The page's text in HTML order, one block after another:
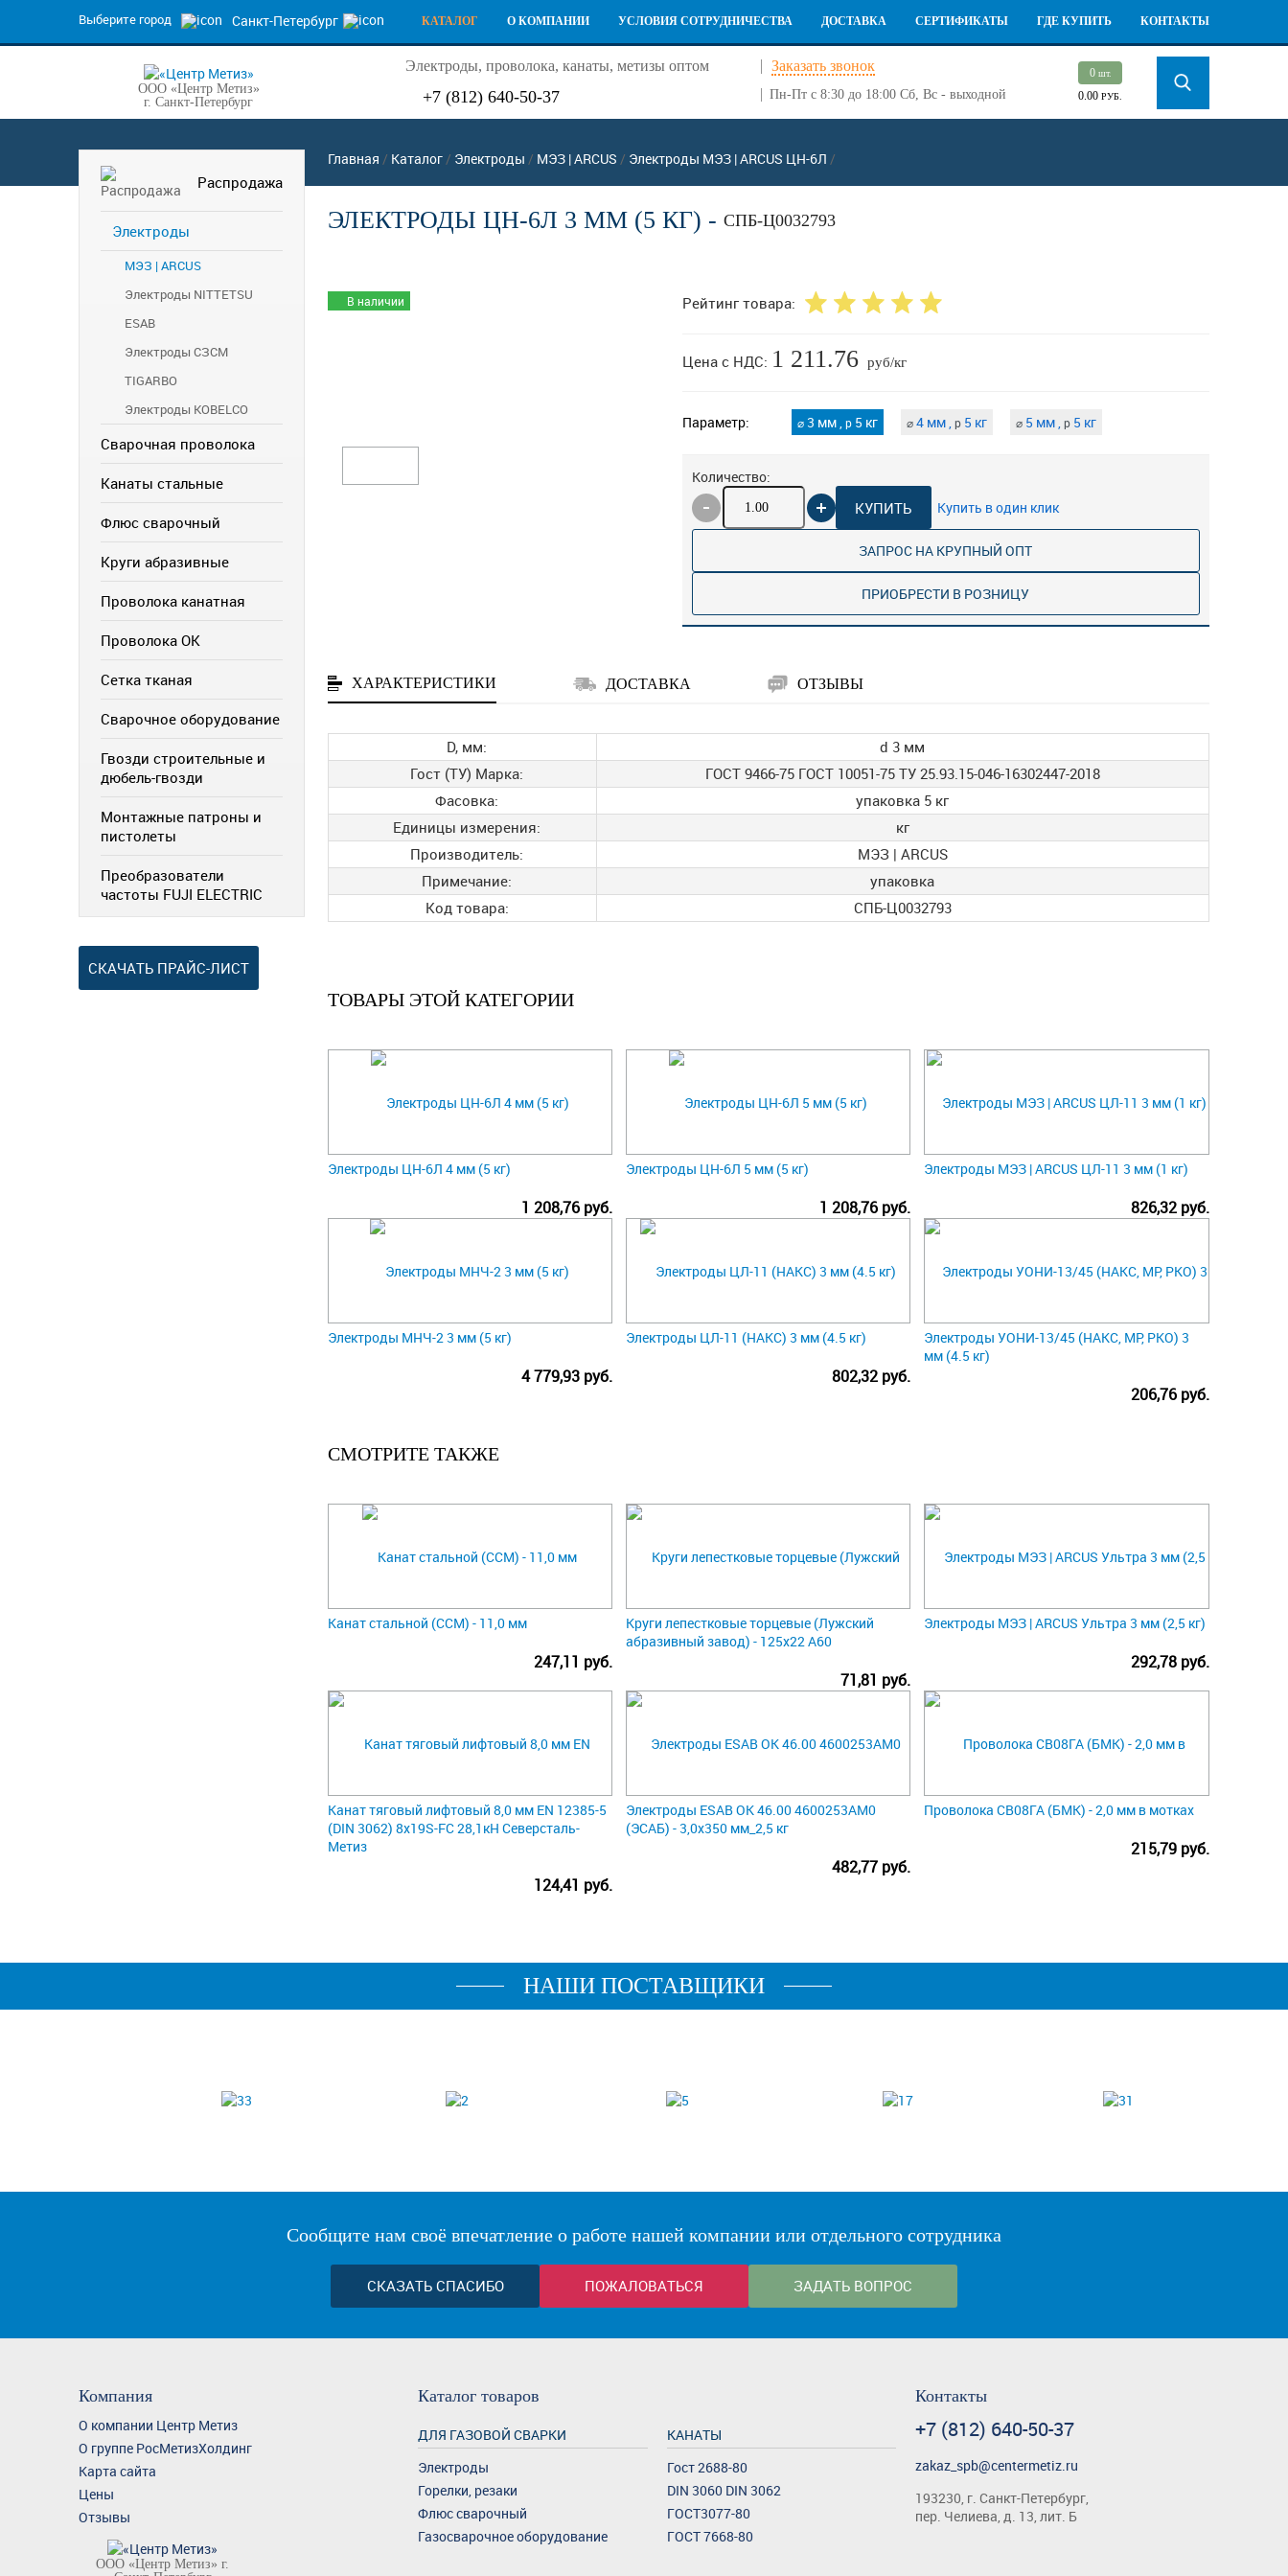
Выберите город Санкт-Петербург КАТАЛОГ О КОМПАНИИ УСЛОВИЯ СОТРУДНИЧЕСТВА ДОСТАВКА СЕРТИФИКАТЫ ГДЕ КУПИТЬ КОНТАКТЫ
ООО «Центр Метиз»
г. Санкт-Петербург
Электроды, проволока, канаты, метизы оптом Заказать звонок
+7 (812) 640-50-37 Пн-Пт с 8:30 до 18:00 Сб, Вс - выходной
0 шт.
0.00РУБ.
Распродажа
Электроды
МЭЗ | ARCUS
Электроды NITTETSU
ESAB
Электроды СЗСМ
TIGARBO
Электроды KOBELCO
Сварочная проволока
Канаты стальные
Флюс сварочный
Круги абразивные
Проволока канатная
Проволока ОК
Сетка тканая
Сварочное оборудование
Гвозди строительные и
дюбель-гвозди
Монтажные патроны и
пистолеты
Преобразователи
частоты FUJI ELECTRIC
СКАЧАТЬ ПРАЙС-ЛИСТ
Главная / Каталог/ Электроды / МЭЗ | ARCUS / Электроды МЭЗ | ARCUS ЦН-6Л /
ЭЛЕКТРОДЫ ЦН-6Л 3 ММ (5 КГ) - СПБ-Ц0032793
В наличии Рейтинг товара:
Цена с НДС: 1 211.76 руб/кг
Параметр: ⌀3 мм ,p5 кг ⌀4 мм ,p5 кг ⌀5 мм ,p5 кг
Количество:
КУПИТЬ Купить в один клик
ЗАПРОС НА КРУПНЫЙ ОПТ
ПРИОБРЕСТИ В РОЗНИЦУ
ХАРАКТЕРИСТИКИ ДОСТАВКА ОТЗЫВЫ
D, мм:
d 3 мм
Гост (ТУ) Марка:
ГОСТ 9466-75 ГОСТ 10051-75 ТУ 25.93.15-046-16302447-2018
Фасовка:
упаковка 5 кг
Единицы измерения:
кг
Производитель:
МЭЗ | ARCUS
Примечание:
упаковка
Код товара:
СПБ-Ц0032793
ТОВАРЫ ЭТОЙ КАТЕГОРИИ
Электроды ЦН-6Л 4 мм (5 кг)
1 208,76 руб.
Электроды ЦН-6Л 5 мм (5 кг)
1 208,76 руб.
Электроды МЭЗ | ARCUS ЦЛ-11 3 мм (1 кг)
826,32 руб.
Электроды МНЧ-2 3 мм (5 кг)
4 779,93 руб.
Электроды ЦЛ-11 (НАКС) 3 мм (4.5 кг)
802,32 руб.
Электроды УОНИ-13/45 (НАКС, МР, РКО) 3
мм (4.5 кг)
206,76 руб.
СМОТРИТЕ ТАКЖЕ
Канат стальной (ССМ) - 11,0 мм
247,11 руб.
Круги лепестковые торцевые (Лужский
абразивный завод) - 125х22 А60
71,81 руб.
Электроды МЭЗ | ARCUS Ультра 3 мм (2,5 кг)
292,78 руб.
Канат тяговый лифтовый 8,0 мм EN 12385-5
(DIN 3062) 8х19S-FC 28,1кН Северсталь-
Метиз
124,41 руб.
Электроды ESAB ОК 46.00 4600253AM0
(ЭСАБ) - 3,0х350 мм_2,5 кг
482,77 руб.
Проволока СВ08ГА (БМК) - 2,0 мм в мотках
215,79 руб.
НАШИ ПОСТАВЩИКИ
Сообщите нам своё впечатление о работе нашей компании или отдельного сотрудника
СКАЗАТЬ СПАСИБО ПОЖАЛОВАТЬСЯ ЗАДАТЬ ВОПРОС
Компания
О компании Центр Метиз
О группе РосМетизХолдинг
Карта сайта
Цены
Отзывы
ООО «Центр Метиз» г.
Каталог товаров
ДЛЯ ГАЗОВОЙ СВАРКИ
Электроды
Горелки, резаки
Флюс сварочный
Газосварочное оборудование
КАНАТЫ
Гост 2688-80
DIN 3060 DIN 3062
ГОСТ3077-80
ГОСТ 7668-80
Контакты
+7 (812) 640-50-37
zakaz_spb@centermetiz.ru
193230, г. Санкт-Петербург,
пер. Челиева, д. 13, лит. Б